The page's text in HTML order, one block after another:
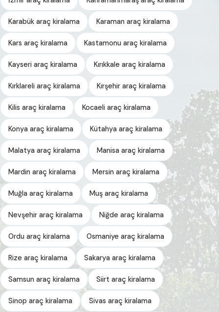
Karabük araç kiralama Karaman araç kiralama
Kars araç kiralama Kastamonu araç kiralama
Kayseri araç kiralama Kırıkkale araç kiralama
Kırklareli araç kiralama Kırşehir araç kiralama
Kilis araç kiralama Kocaeli araç kiralama
Konya araç kiralama Kütahya araç kiralama
Malatya araç kiralama Manisa araç kiralama
Mardin araç kiralama Mersin araç kiralama
Muğla araç kiralama Muş araç kiralama
Nevşehir araç kiralama Niğde araç kiralama
Ordu araç kiralama Osmaniye araç kiralama
Rize araç kiralama Sakarya araç kiralama
Samsun araç kiralama Siirt araç kiralama
Sinop araç kiralama Sivas araç kiralama